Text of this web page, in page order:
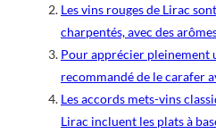
Les vins rouges de Lirac
charpentés, avec des
Pour apprécier pleinement
recommandé de le carafer
Les accords mets-vins
Lirac incluent les plats à